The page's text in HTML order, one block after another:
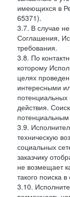
имеющихся в
65371).
3.7. В случае
Соглашения,
требования.
3.8. По
которому
целях
интересными
действия.
потенциальным
3.9.
техническую
социальных
заказчику
не возмещает
такого поиска
3.10.